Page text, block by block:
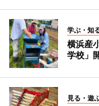
学ぶ・知
横浜産
学校」
見る・遊